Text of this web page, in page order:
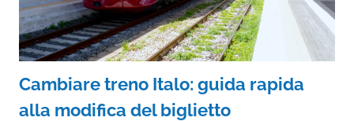
Cambiare treno Italo: guida rapida
alla modifica del biglietto